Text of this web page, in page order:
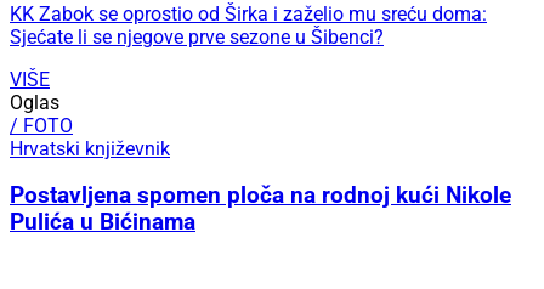
KK Zabok se oprostio od Širka i zaželio mu sreću doma:
Sjećate li se njegove prve sezone u Šibenci?
VIŠE
Oglas
/ FOTO
Hrvatski književnik
Postavljena spomen ploča na rodnoj kući Nikole
Pulića u Bićinama